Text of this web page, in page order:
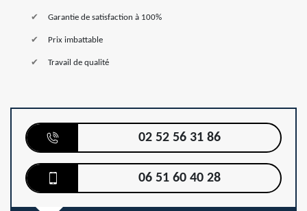
Garantie de satisfaction à 100%
Prix imbattable
Travail de qualité
02 52 56 31 86
06 51 60 40 28